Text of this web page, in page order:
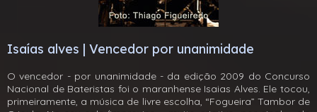
Isaías alves | Vencedor por unanimidade
O vencedor - por unanimidade - da edição 2009 do Concurso
Nacional de Bateristas foi o maranhense Isaias Alves. Ele tocou,
primeiramente, a música de livre escolha, “Fogueira” Tambor de